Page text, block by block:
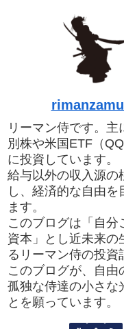
リーマン侍です。主
別株や米国ETF（
に投資しています。
給与以外の収入源の
し、経済的な自由を
ます。
このブログは「自分
資本」とし近未来の
るリーマン侍の投資
このブログが、自由
孤独な侍達の小さな
とを願っています。